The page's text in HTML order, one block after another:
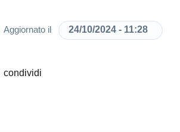
Aggiornato il 24/10/2024 - 11:28